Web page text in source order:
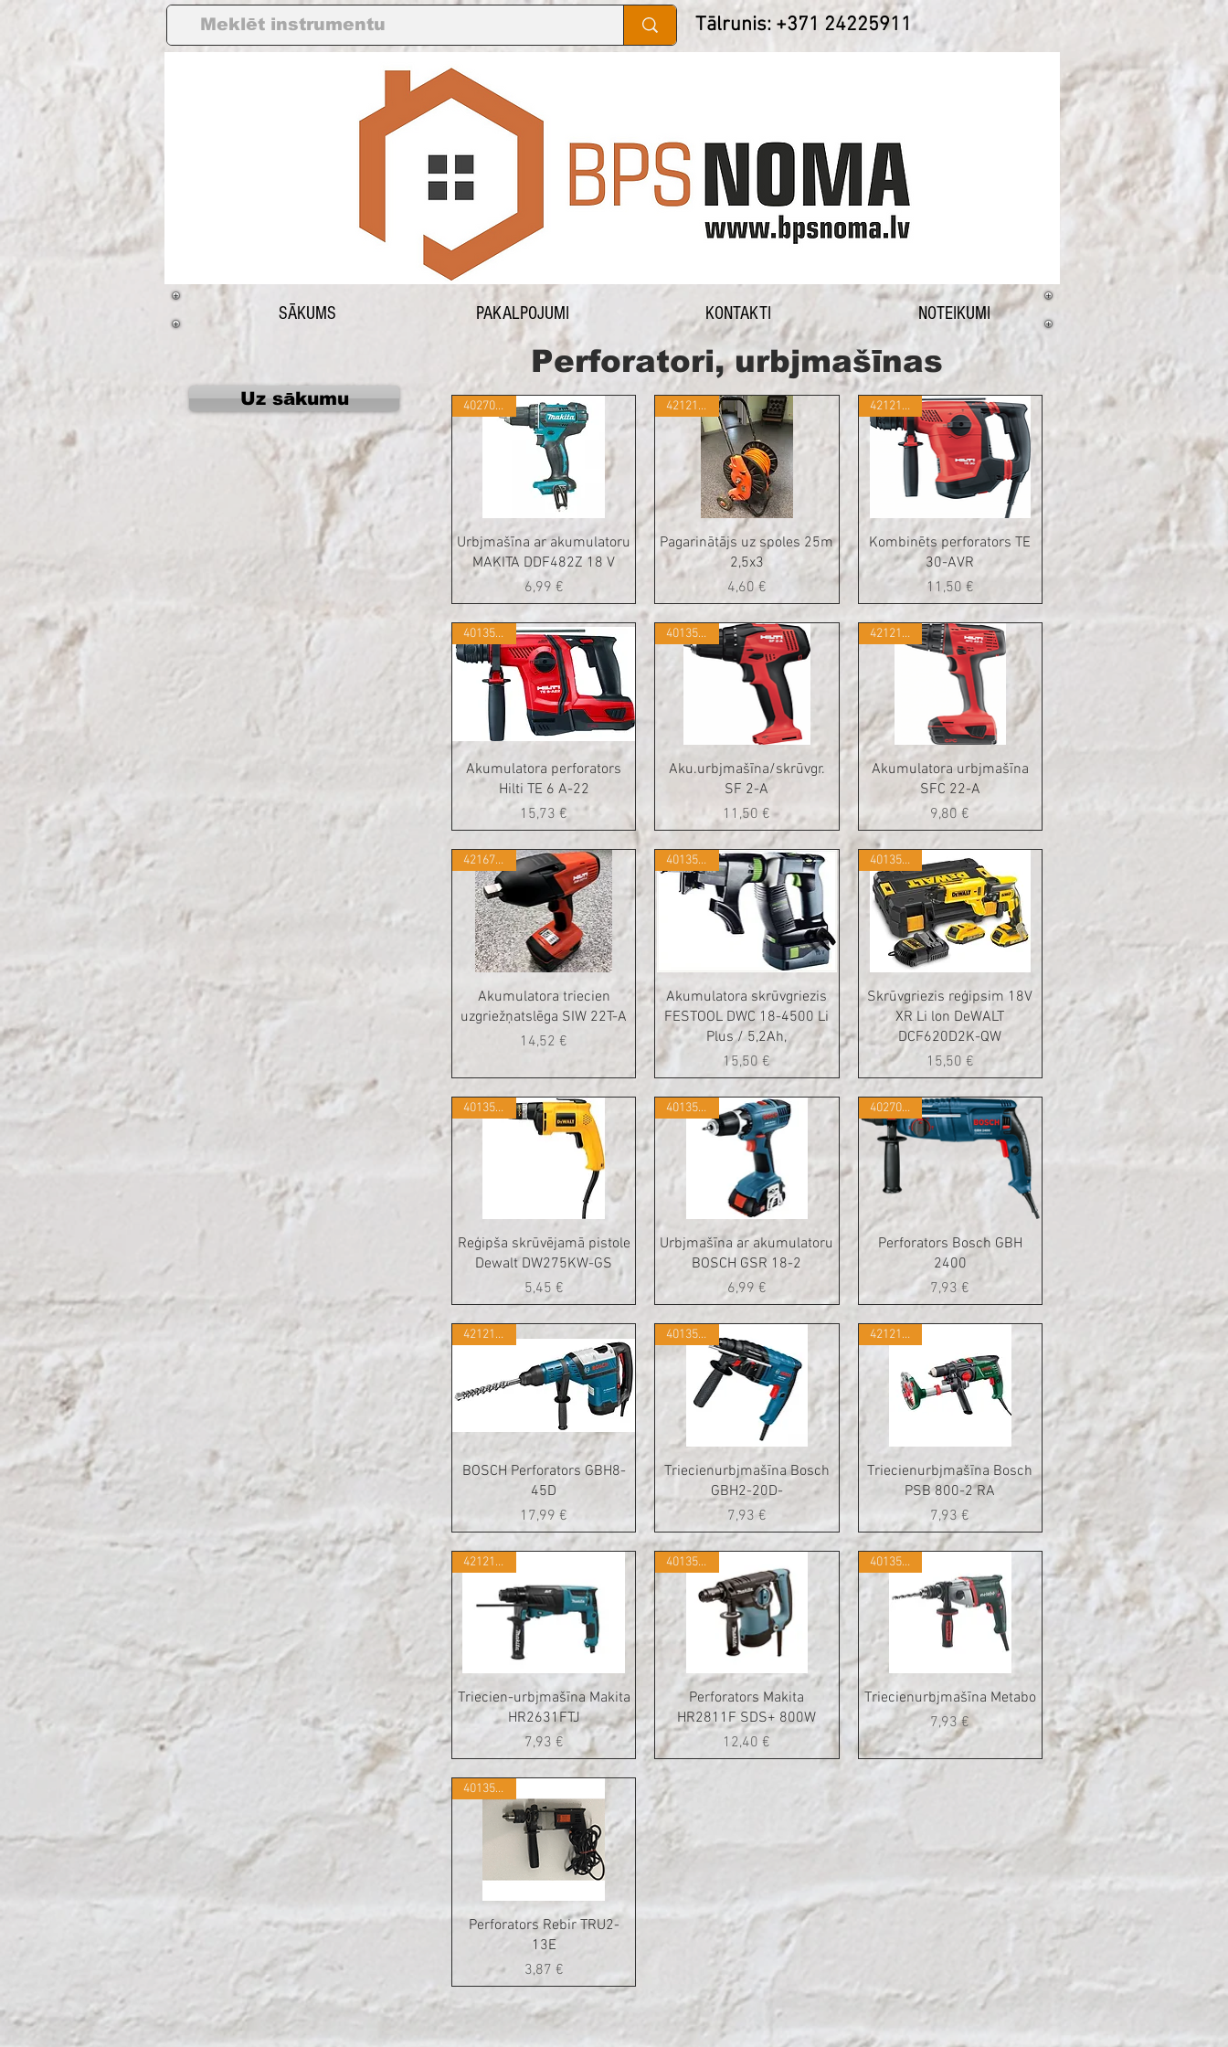
Tālrunis: +371 24225911
SĀKUMS PAKALPOJUMI KONTAKTI NOTEIKUMI
Perforatori, urbjmašīnas
Uz sākumu 402707824
Urbjmašīna ar akumulatoru
MAKITA DDF482Z 18 V
Cena
6,99 €
421215370
Pagarinātājs uz spoles 25m
2,5x3
Cena
4,60 €
421215410
Kombinēts perforators TE
30-AVR
Cena
11,50 €
401350185
Akumulatora perforators
Hilti TE 6 A-22
Cena
15,73 €
401350215
Aku.urbjmašīna/skrūvgr.
SF 2-A
Cena
11,50 €
421215408
Akumulatora urbjmašīna
SFC 22-A
Cena
9,80 €
421677099
Akumulatora triecien
uzgriežņatslēga SIW 22T-A
Cena
14,52 €
401350227
Akumulatora skrūvgriezis
FESTOOL DWC 18-4500 Li
Plus / 5,2Ah,
Cena
15,50 €
401350241
Skrūvgriezis reģipsim 18V
XR Li lon DeWALT
DCF620D2K-QW
Cena
15,50 €
401350165
Reģipša skrūvējamā pistole
Dewalt DW275KW-GS
Cena
5,45 €
401350225
Urbjmašīna ar akumulatoru
BOSCH GSR 18-2
Cena
6,99 €
402707828
Perforators Bosch GBH
2400
Cena
7,93 €
421215352
BOSCH Perforators GBH8-
45D
Cena
17,99 €
401350154
Triecienurbjmašīna Bosch
GBH2-20D-
Cena
7,93 €
421215351
Triecienurbjmašīna Bosch
PSB 800-2 RA
Cena
7,93 €
421215354
Triecien-urbjmašīna Makita
HR2631FTJ
Cena
7,93 €
401350240
Perforators Makita
HR2811F SDS+ 800W
Cena
12,40 €
401350249
Triecienurbjmašīna Metabo
Cena
7,93 €
401350250
Perforators Rebir TRU2-
13E
Cena
3,87 €